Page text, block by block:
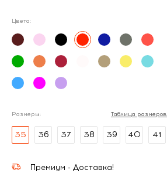
Цвета:
Размеры: Таблица размеров
35 36 37 38 39 40 41
Премиум - Доставка!